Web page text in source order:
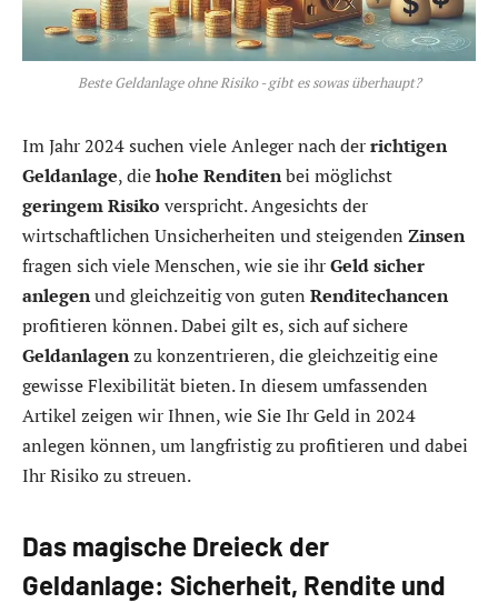
Beste Geldanlage ohne Risiko - gibt es sowas überhaupt?
Im Jahr 2024 suchen viele Anleger nach derrichtigen
Geldanlage, diehohe Renditenbei möglichst
geringem Risiko verspricht. Angesichts der
wirtschaftlichen Unsicherheiten und steigenden Zinsen
fragen sich viele Menschen, wie sie ihrGeld sicher
anlegenund gleichzeitig von guten Renditechancen
profitieren können. Dabei gilt es, sich auf sichere
Geldanlagenzu konzentrieren, die gleichzeitig eine
gewisse Flexibilität bieten. In diesem umfassenden
Artikel zeigen wir Ihnen, wie Sie Ihr Geld in 2024
anlegen können, um langfristig zu profitieren und dabei
Ihr Risiko zu streuen.
Das magische Dreieck der
Geldanlage: Sicherheit, Rendite und